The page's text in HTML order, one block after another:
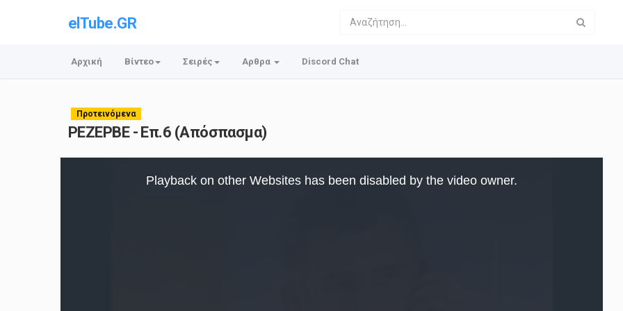
elTube.GR
Αρχική Βίντεο Σειρές Αρθρα Discord Chat
Προτεινόμενα
ΡΕΖΕΡΒΕ - Επ.6 (Απόσπασμα)
Playback on other Websites has been disabled by the video owner.